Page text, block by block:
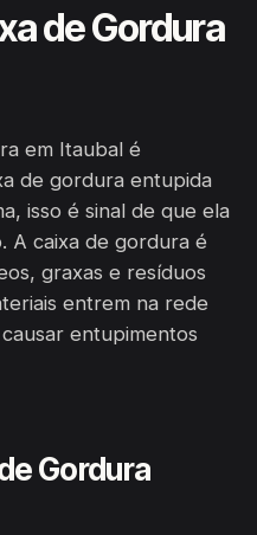
de Gordura
em Itaubal é
de gordura entupida
isso é sinal de que ela
A caixa de gordura é
graxas e resíduos
entrem na rede
entupimentos
Gordura